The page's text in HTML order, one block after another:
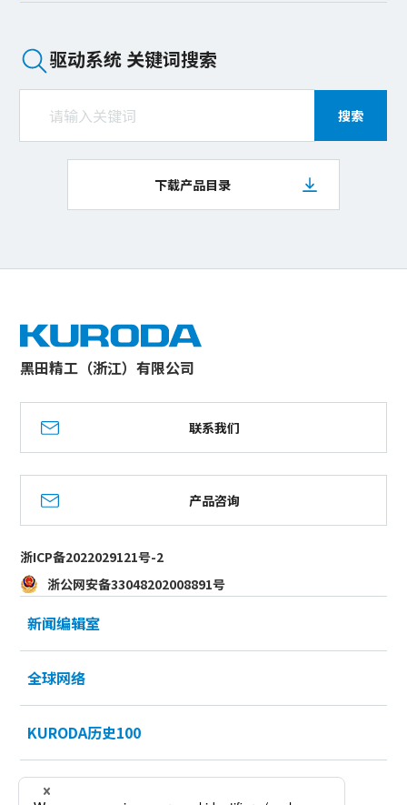
驱动系统 关键词搜索
搜索
下载产品目录
黑田精工（浙江）有限公司
联系我们
产品咨询
浙ICP备2022029121号-2
浙公网安备33048202008891号
新闻编辑室
全球网络
KURODA历史100
招聘信息